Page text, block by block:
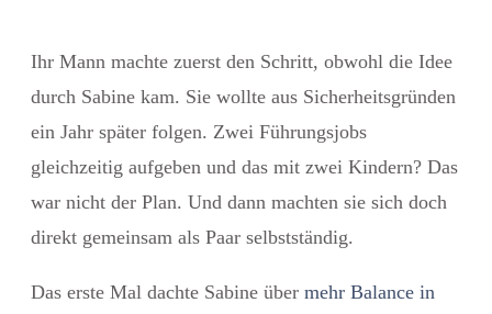
Ihr Mann machte zuerst den Schritt, obwohl die Idee
durch Sabine kam. Sie wollte aus Sicherheitsgründen
ein Jahr später folgen. Zwei Führungsjobs
gleichzeitig aufgeben und das mit zwei Kindern? Das
war nicht der Plan. Und dann machten sie sich doch
direkt gemeinsam als Paar selbstständig.
Das erste Mal dachte Sabine über mehr Balance in